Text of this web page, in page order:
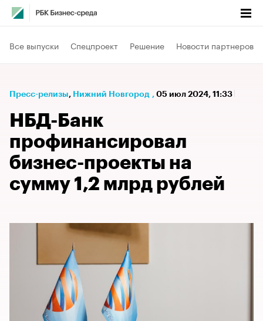
Все выпуски Спецпроект Решение Новости партнеров
Пресс-релизы⁠, Нижний Новгород , 05 июл 2024, 11:33
НБД-Банк
профинансировал
бизнес-проекты на
сумму 1,2 млрд рублей